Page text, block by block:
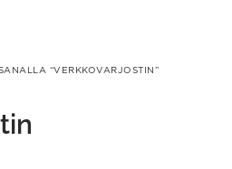
“VERKKOVARJOSTIN”